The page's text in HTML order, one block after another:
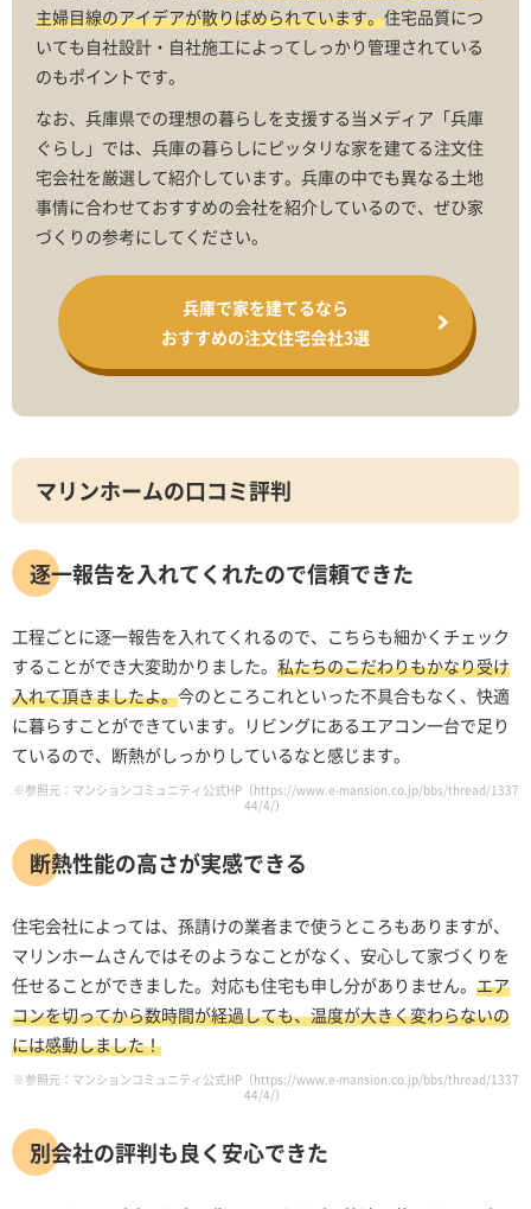
主婦目線のアイデアが散りばめられています。住宅品質につ
いても自社設計・自社施工によってしっかり管理されている
のもポイントです。
なお、兵庫県での理想の暮らしを支援する当メディア「兵庫
ぐらし」では、兵庫の暮らしにピッタリな家を建てる注文住
宅会社を厳選して紹介しています。兵庫の中でも異なる土地
事情に合わせておすすめの会社を紹介しているので、ぜひ家
づくりの参考にしてください。
兵庫で家を建てるなら
おすすめの注文住宅会社3選
マリンホームの口コミ評判
逐一報告を入れてくれたので信頼できた
工程ごとに逐一報告を入れてくれるので、こちらも細かくチェック
することができ大変助かりました。 私たちのこだわりもかなり受け
入れて頂きましたよ。今のところこれといった不具合もなく、快適
に暮らすことができています。リビングにあるエアコン一台で足り
ているので、断熱がしっかりしているなと感じます。
※参照元：マンションコミュニティ公式HP（https://www.e-mansion.co.jp/bbs/thread/1337
44/4/）
断熱性能の高さが実感できる
住宅会社によっては、孫請けの業者まで使うところもありますが、
マリンホームさんではそのようなことがなく、安心して家づくりを
任せることができました。対応も住宅も申し分がありません。 エア
コンを切ってから数時間が経過しても、温度が大きく変わらないの
には感動しました！
※参照元：マンションコミュニティ公式HP（https://www.e-mansion.co.jp/bbs/thread/1337
44/4/）
別会社の評判も良く安心できた